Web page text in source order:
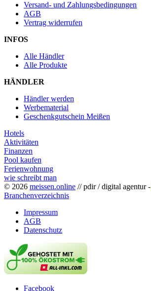
Versand- und Zahlungsbedingungen
AGB
Vertrag widerrufen
INFOS
Alle Händler
Alle Produkte
HÄNDLER
Händler werden
Werbematerial
Geschenkgutschein Meißen
Hotels
Aktivitäten
Finanzen
Pool kaufen
Ferienwohnung
wie schreibt man
© 2026 meissen.online // pdir / digital agentur -
Branchenverzeichnis
Impressum
AGB
Datenschutz
Facebook